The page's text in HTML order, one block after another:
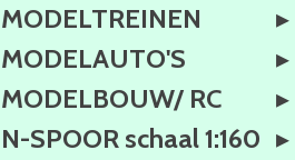
MODELTREINEN
MODELAUTO'S
MODELBOUW/ RC
N-SPOOR schaal 1:160